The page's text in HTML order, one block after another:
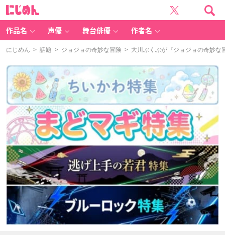
作品名 声優 舞台俳優 作者名
にじめん > 話題 > ジョジョの奇妙な冒険 > 大川ぶくぶが『ジョジョの奇妙な